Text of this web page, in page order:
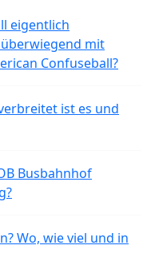
eigentlich
mit
Confuseball?
ist es und
Busbahnhof
Wo, wie viel und in